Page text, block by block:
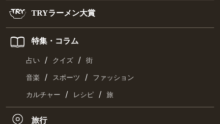
TRYラーメン大賞
特集・コラム
占い / クイズ / 街
音楽 / スポーツ / ファッション
カルチャー / レシピ / 旅
旅行